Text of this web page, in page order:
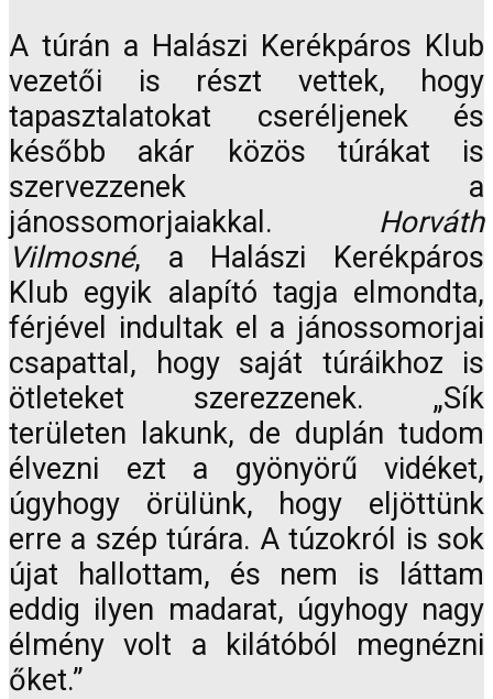
A túrán a Halászi Kerékpáros Klub
vezetői is részt vettek, hogy
tapasztalatokat cseréljenek és
később akár közös túrákat is
szervezzenek a
jánossomorjaiakkal. Horváth
Vilmosné, a Halászi Kerékpáros
Klub egyik alapító tagja elmondta,
férjével indultak el a jánossomorjai
csapattal, hogy saját túráikhoz is
ötleteket szerezzenek. „Sík
területen lakunk, de duplán tudom
élvezni ezt a gyönyörű vidéket,
úgyhogy örülünk, hogy eljöttünk
erre a szép túrára. A túzokról is sok
újat hallottam, és nem is láttam
eddig ilyen madarat, úgyhogy nagy
élmény volt a kilátóból megnézni
őket.”